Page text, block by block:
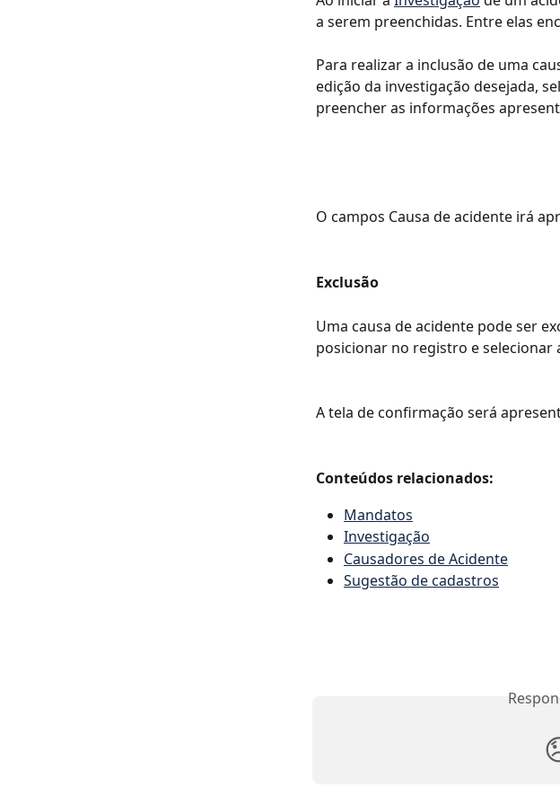
a serem preenchidas. Entre elas
Para realizar a inclusão de uma
edição da investigação desejada,
preencher as informações
O campos Causa de acidente irá
Exclusão
Uma causa de acidente pode ser
posicionar no registro e selecionar
A tela de confirmação será
Conteúdos relacionados:
Mandatos
Investigação
Causadores de Acidente
Sugestão de cadastros